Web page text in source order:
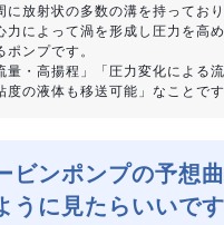
に放射状の多数の溝を持ってお
力によって渦を形成し圧力を高
ンプです。
量・高揚程」「圧力変化による
度の液体も移送可能」なことで
ビンポンプの予想
うに見たらいいです